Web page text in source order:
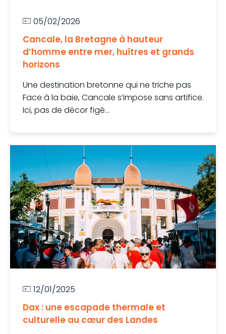
05/02/2026
Cancale, la Bretagne à hauteur
d’homme entre mer, huîtres et grands
horizons
Une destination bretonne qui ne triche pas
Face à la baie, Cancale s’impose sans artifice.
Ici, pas de décor figé...
12/01/2025
Dax : une escapade thermale et
culturelle au cœur des Landes